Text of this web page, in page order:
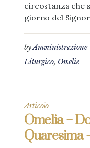
circostanza che
giorno del
byAmministrazione
Liturgico, Omelie
Articolo
Omelia –
Quaresima